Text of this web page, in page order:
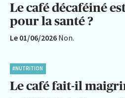
Le café décaféiné
pour la santé ?
Le 01/06/2026 Non.
#NUTRITION
Le café fait-il